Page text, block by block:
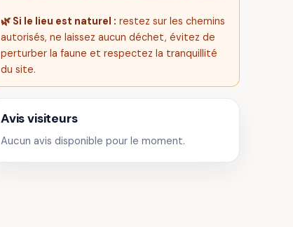
🌿 Si le lieu est naturel : restez sur les chemins
autorisés, ne laissez aucun déchet, évitez de
perturber la faune et respectez la tranquillité
du site.
Avis visiteurs
Aucun avis disponible pour le moment.